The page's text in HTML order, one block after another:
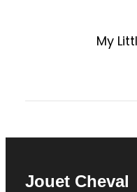
My
Jouet Cheval